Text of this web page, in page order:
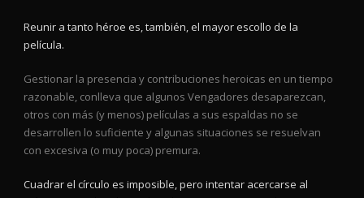
Reunir a tanto héroe es, también, el mayor escollo de la
película.
Gestionar la presencia y contribuciones heroicas en un tiempo
razonable, conlleva que algunos Vengadores desaparezcan,
otros con más (y menos) películas a sus espaldas no se
desarrollen lo suficiente y algunas situaciones se resuelvan
con excesiva (o muy poca) premura.
Cuadrar el círculo es imposible, pero intentar acercarse al